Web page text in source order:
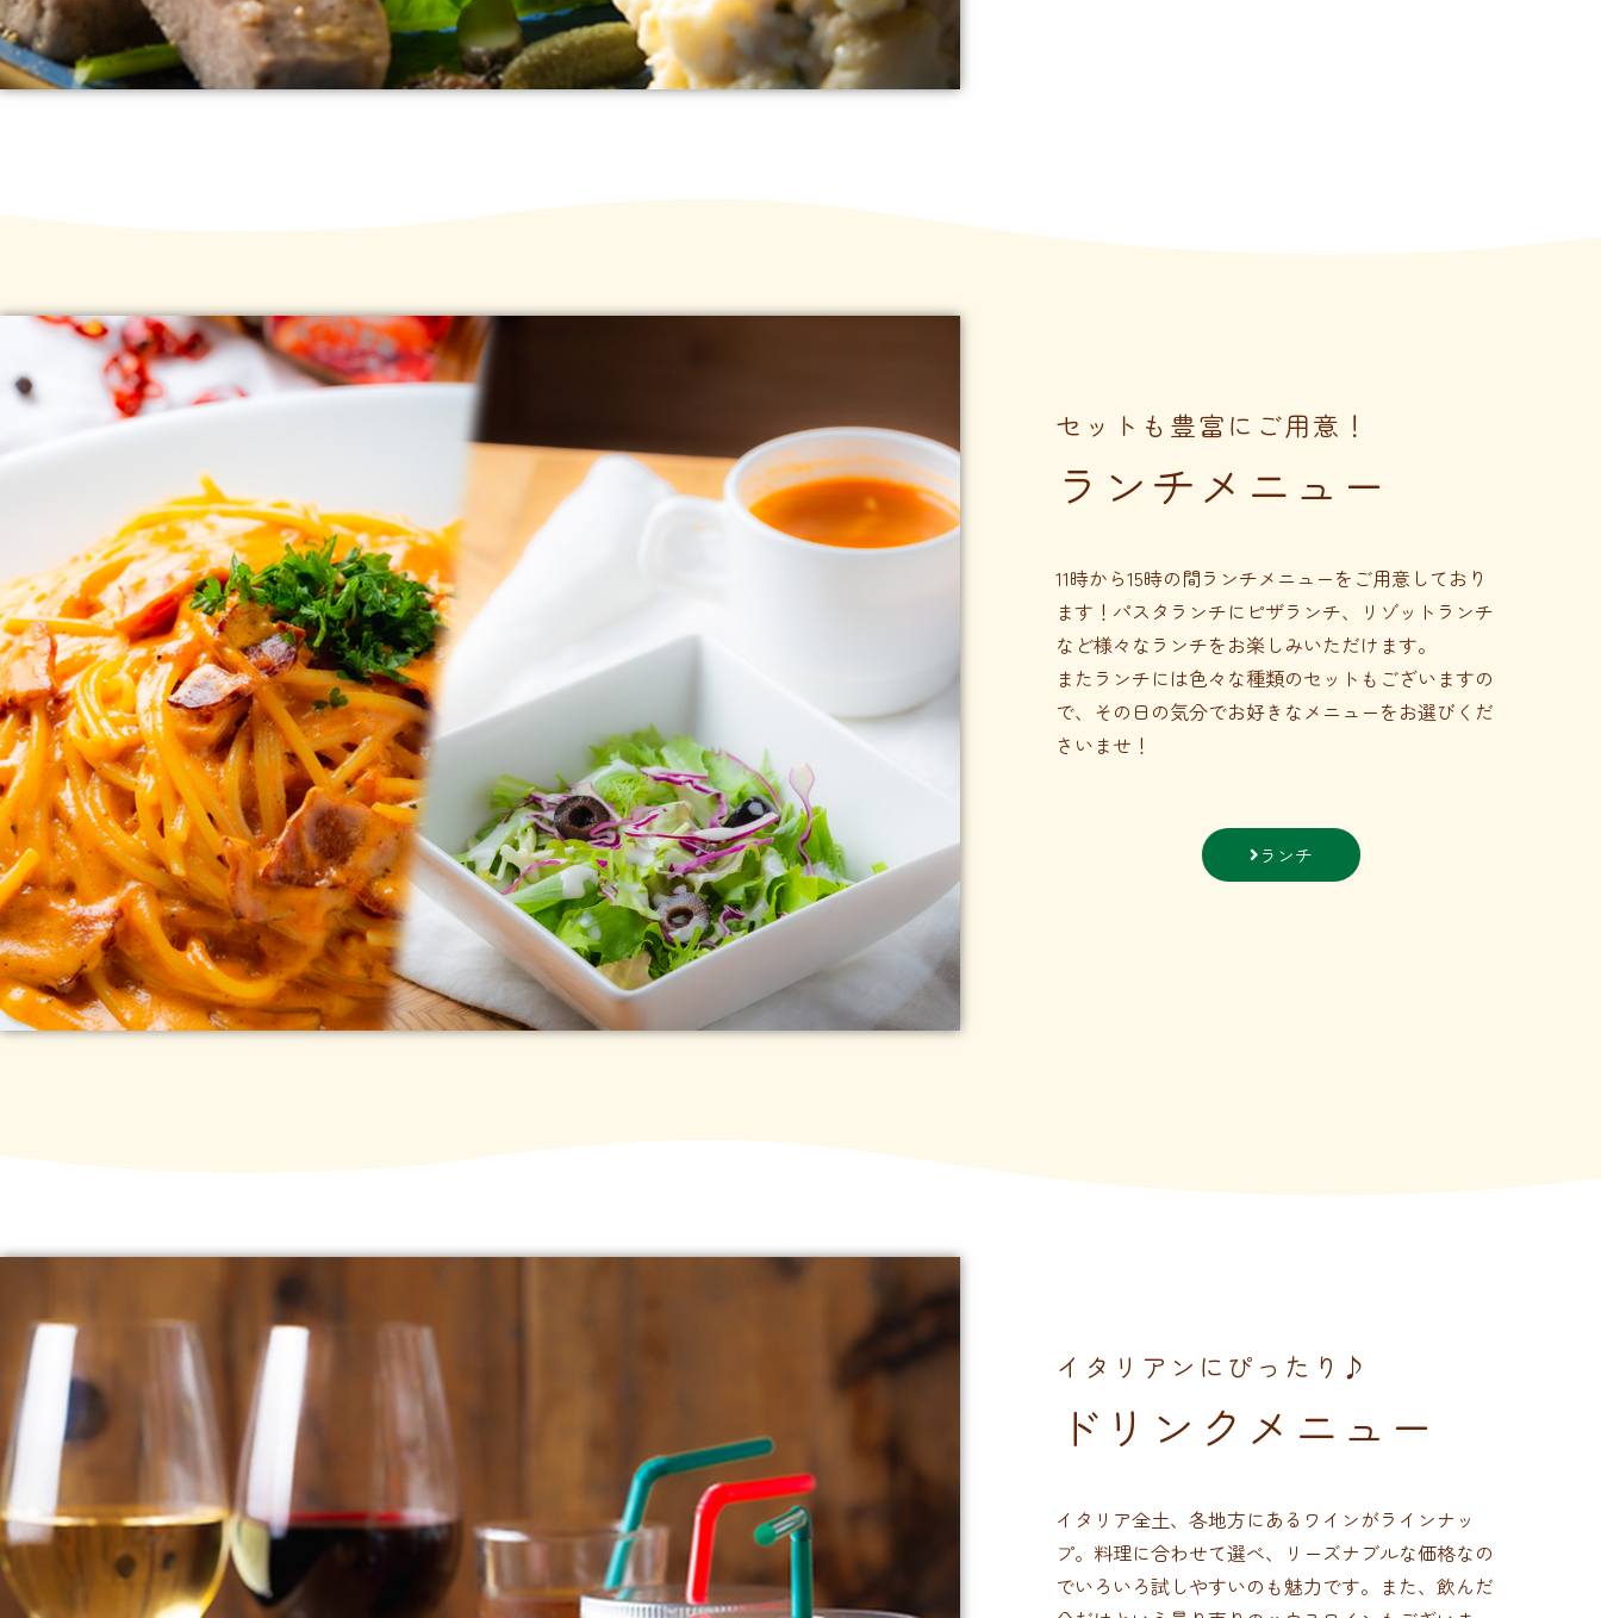
セットも豊富にご用意！
ランチメニュー
11時から15時の間ランチメニューをご用意しており
ます！パスタランチにピザランチ、リゾットランチ
など様々なランチをお楽しみいただけます。
またランチには色々な種類のセットもございますの
で、その日の気分でお好きなメニューをお選びくだ
さいませ！
ランチ
イタリアンにぴったり♪
ドリンクメニュー
イタリア全土、各地方にあるワインがラインナッ
プ。料理に合わせて選べ、リーズナブルな価格なの
でいろいろ試しやすいのも魅力です。また、飲んだ